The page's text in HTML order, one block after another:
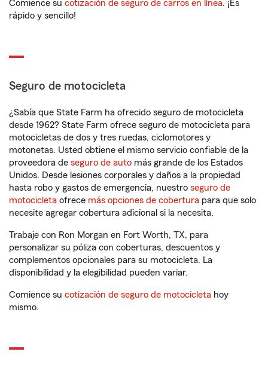
Comience su cotización de seguro de carros en línea. ¡Es
rápido y sencillo!
Seguro de motocicleta
¿Sabía que State Farm ha ofrecido seguro de motocicleta
desde 1962? State Farm ofrece seguro de motocicleta para
motocicletas de dos y tres ruedas, ciclomotores y
motonetas. Usted obtiene el mismo servicio confiable de la
proveedora de seguro de auto más grande de los Estados
Unidos. Desde lesiones corporales y daños a la propiedad
hasta robo y gastos de emergencia, nuestro seguro de
motocicleta ofrece más opciones de cobertura para que solo
necesite agregar cobertura adicional si la necesita.
Trabaje con Ron Morgan en Fort Worth, TX, para
personalizar su póliza con coberturas, descuentos y
complementos opcionales para su motocicleta. La
disponibilidad y la elegibilidad pueden variar.
Comience su cotización de seguro de motocicleta hoy
mismo.